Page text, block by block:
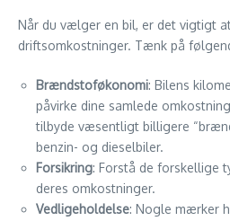
Når du vælger en bil, er det vigtigt
driftsomkostninger. Tænk på
Brændstoføkonomi: Bilens
påvirke dine samlede
tilbyde væsentligt billigere
benzin- og dieselbiler.
Forsikring: Forstå de forskellige
deres omkostninger.
Vedligeholdelse: Nogle mærker